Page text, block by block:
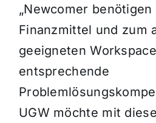
„Newcomer
Finanzmittel und zum
geeigneten
entsprechende
UGW möchte mit